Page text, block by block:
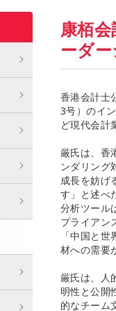
康栢
ーダ
香港会計士
3号）のイ
ど現代会計
厳氏は、香
ンダリング
成長を妨げ
す」と述べ
分析ツール
プライアン
「中国と
材への需要
厳氏は、人
明性と公開
的なチーム